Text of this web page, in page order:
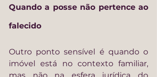
Quando a posse não pertence ao
falecido
Outro ponto sensível é quando o
imóvel está no contexto familiar,